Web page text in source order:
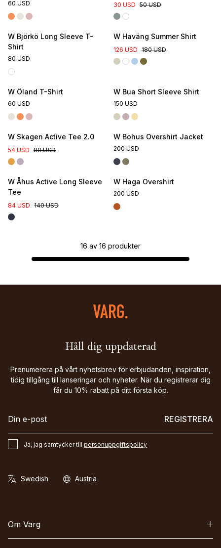
60 USD 30 USD 50 USD
W Björkö Long Sleeve T-
Shirt
80 USD
W Haväng Summer Shirt
126 USD 180 USD
W Öland T-Shirt
60 USD
W Bua Short Sleeve Shirt
150 USD
W Skagen Active Tee 2.0
54 USD 90 USD
W Bohus Overshirt Jacket
200 USD
W Åhus Active Long Sleeve
Tee
84 USD 140 USD
W Haga Overshirt
200 USD
16 av 16 produkter
Håll dig uppdaterad
Prenumerera på vårt nyhetsbrev för erbjudanden, inspiration,
tidig tillgång till lanseringar och nyheter. När du registrerar dig
får du 10% rabatt på ditt första köp.
REGISTRERA
Ja, jag samtycker till personuppgiftspolicy
Om Varg